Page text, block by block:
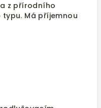
z přírodního
Má příjemnou